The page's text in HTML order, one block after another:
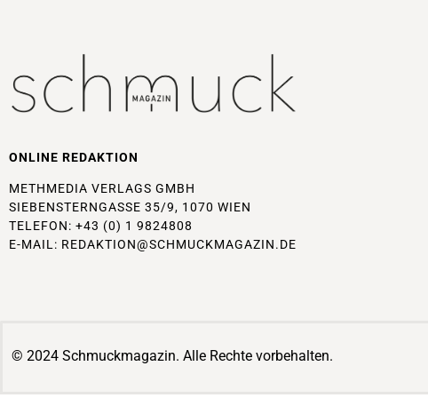
ONLINE REDAKTION
METHMEDIA VERLAGS GMBH
SIEBENSTERNGASSE 35/9, 1070 WIEN
TELEFON: +43 (0) 1 9824808
E-MAIL: REDAKTION@SCHMUCKMAGAZIN.DE
© 2024 Schmuckmagazin. Alle Rechte vorbehalten.